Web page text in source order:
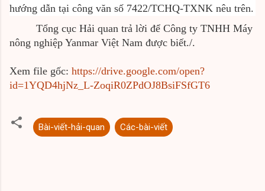
hướng dẫn tại công văn số 7422/TCHQ-TXNK nêu trên.
Tổng cục Hải quan trả lời để Công ty TNHH Máy
nông nghiệp Yanmar Việt Nam được biết./.
Xem file gốc: https://drive.google.com/open?
id=1YQD4hjNz_L-ZoqiR0ZPdOJ8BsiFSfGT6
Bài-viết-hải-quan Các-bài-viết